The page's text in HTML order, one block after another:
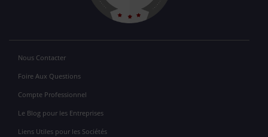
Nous Contacter
Foire Aux Questions
Compte Professionnel
Le Blog pour les Entreprises
Liens Utiles pour les Sociétés